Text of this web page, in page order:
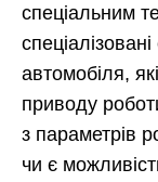
спеціальним
автомобіля,
приводу
з параметрів
чи є